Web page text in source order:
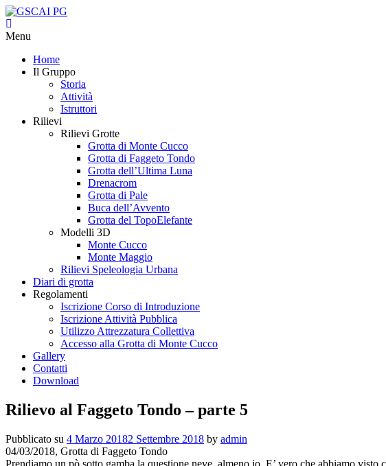
Menu
Home
Il Gruppo
Storia
Attività
Istruttori
Rilievi
Rilievi Grotte
Grotta di Monte Cucco
Grotta di Faggeto Tondo
Grotta dell’Ultima Luna
Drenacrom
Grotta di Pale
Buca dell’Avvento
Grotta del TopoElefante
Modelli 3D
Monte Cucco
Monte Maggio
Rilievi Speleologia Urbana
Diari di grotta
Regolamenti
Iscrizione Corso di Introduzione
Iscrizione Attività Pubblica
Utilizzo Attrezzatura Collettiva
Accesso alla Grotta di Monte Cucco
Gallery
Contatti
Download
Rilievo al Faggeto Tondo – parte 5
Pubblicato su 4 Marzo 20182 Settembre 2018 by admin
04/03/2018, Grotta di Faggeto Tondo
Prendiamo un pò sotto gamba la questione neve, almeno io. E’ vero che abbiamo